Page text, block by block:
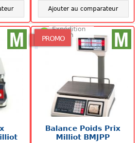
Ajouter au comparateur
PROMO
Expédition
48/72h
Balance Poids Prix
Milliot BMJPP